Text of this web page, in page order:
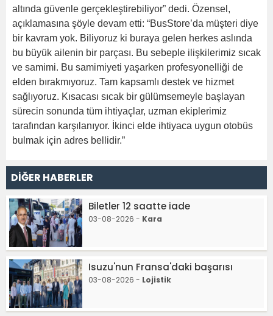
altında güvenle gerçekleştirebiliyor” dedi. Özensel,
açıklamasına şöyle devam etti: “BusStore’da müşteri diye
bir kavram yok. Biliyoruz ki buraya gelen herkes aslında
bu büyük ailenin bir parçası. Bu sebeple ilişkilerimiz sıcak
ve samimi. Bu samimiyeti yaşarken profesyonelliği de
elden bırakmıyoruz. Tam kapsamlı destek ve hizmet
sağlıyoruz. Kısacası sıcak bir gülümsemeyle başlayan
sürecin sonunda tüm ihtiyaçlar, uzman ekiplerimiz
tarafından karşılanıyor. İkinci elde ihtiyaca uygun otobüs
bulmak için adres bellidir.”
DİĞER HABERLER
Biletler 12 saatte iade
03-08-2026 - Kara
Isuzu'nun Fransa'daki başarısı
03-08-2026 - Lojistik